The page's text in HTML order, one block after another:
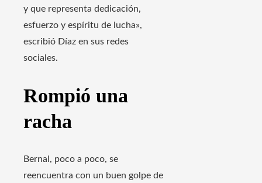
y que representa dedicación,
esfuerzo y espíritu de lucha»,
escribió Díaz en sus redes
sociales.
Rompió una
racha
Bernal, poco a poco, se
reencuentra con un buen golpe de